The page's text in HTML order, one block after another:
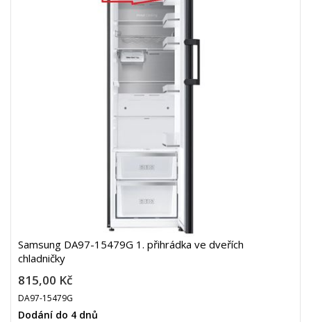
Samsung DA97-15479G 1. přihrádka ve dveřích
chladničky
815,00 Kč
DA97-15479G
Dodání do 4 dnů